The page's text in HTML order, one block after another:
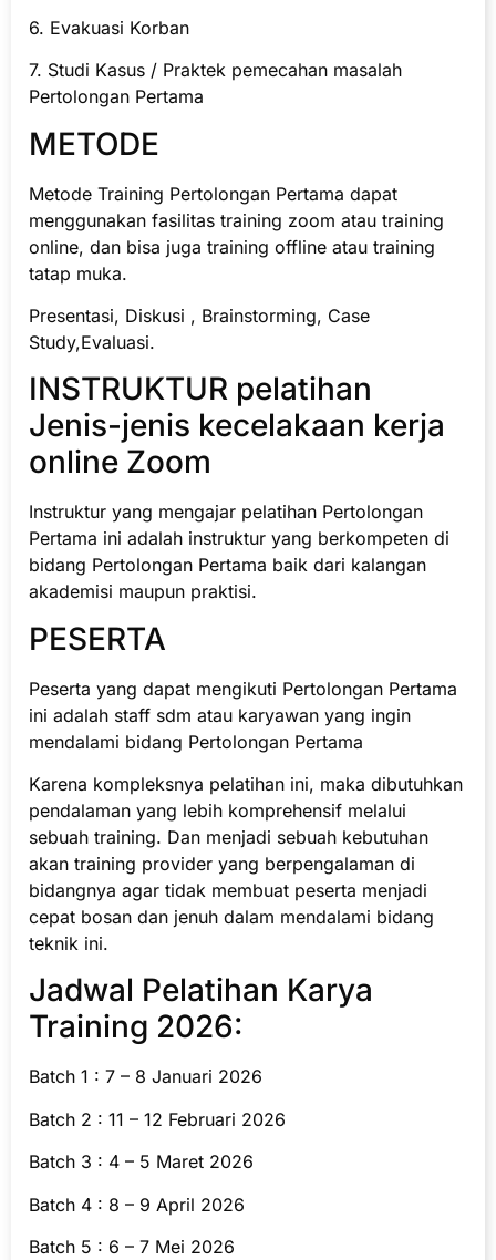
6. Evakuasi Korban
7. Studi Kasus / Praktek pemecahan masalah
Pertolongan Pertama
METODE
Metode Training Pertolongan Pertama dapat
menggunakan fasilitas training zoom atau training
online, dan bisa juga training offline atau training
tatap muka.
Presentasi, Diskusi , Brainstorming, Case
Study,Evaluasi.
INSTRUKTUR pelatihan
Jenis-jenis kecelakaan kerja
online Zoom
Instruktur yang mengajar pelatihan Pertolongan
Pertama ini adalah instruktur yang berkompeten di
bidang Pertolongan Pertama baik dari kalangan
akademisi maupun praktisi.
PESERTA
Peserta yang dapat mengikuti Pertolongan Pertama
ini adalah staff sdm atau karyawan yang ingin
mendalami bidang Pertolongan Pertama
Karena kompleksnya pelatihan ini, maka dibutuhkan
pendalaman yang lebih komprehensif melalui
sebuah training. Dan menjadi sebuah kebutuhan
akan training provider yang berpengalaman di
bidangnya agar tidak membuat peserta menjadi
cepat bosan dan jenuh dalam mendalami bidang
teknik ini.
Jadwal Pelatihan Karya
Training 2026:
Batch 1 : 7 – 8 Januari 2026
Batch 2 : 11 – 12 Februari 2026
Batch 3 : 4 – 5 Maret 2026
Batch 4 : 8 – 9 April 2026
Batch 5 : 6 – 7 Mei 2026